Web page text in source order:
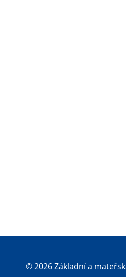
© 2026 Základní a